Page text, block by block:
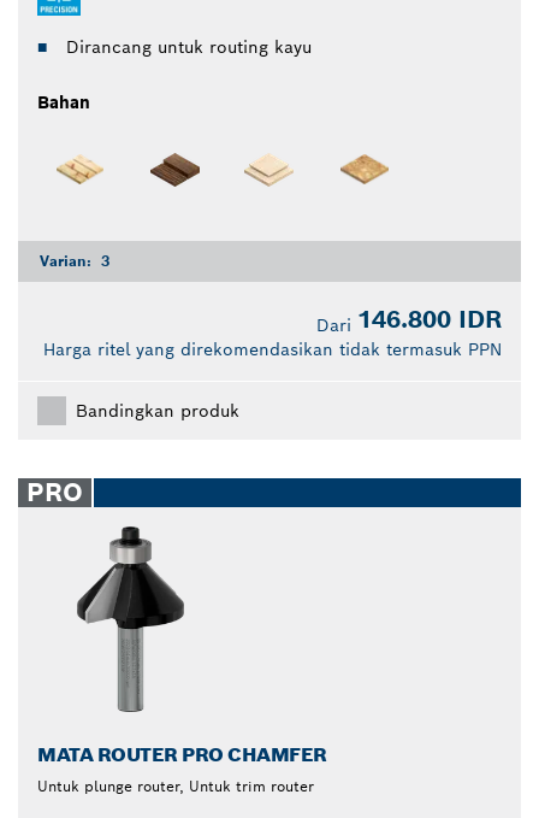
Dirancang untuk routing kayu
Bahan
Varian: 3
Dari 146.800 IDR
Harga ritel yang direkomendasikan tidak termasuk PPN
Bandingkan produk
PRO
MATA ROUTER PRO CHAMFER
Untuk plunge router, Untuk trim router